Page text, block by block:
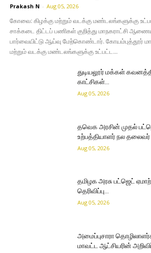
Prakash N - Aug 05, 2026
கோவை: கிழக்கு மற்றும் வடக்கு மண்டலங்களுக்கு
சாக்கடை திட்டப் பணிகள் குறித்து மாநகராட்சி
பார்வையிட்டு ஆய்வு மேற்கொண்டார். கோயம்புத்தூர்
மற்றும் வடக்கு மண்டலங்களுக்கு உட்பட்ட...
துடியலூர் மக்கள்
காட்சிகள்…
Aug 05, 2026
தவெக அரசின் முதல்
உற்பத்தியாளர் நல தலைவர்
Aug 05, 2026
தமிழக அரசு பட்ஜெட்
தெரிவிப்பு…
Aug 05, 2026
அமைப்புசாரா
மாவட்ட ஆட்சியரின்